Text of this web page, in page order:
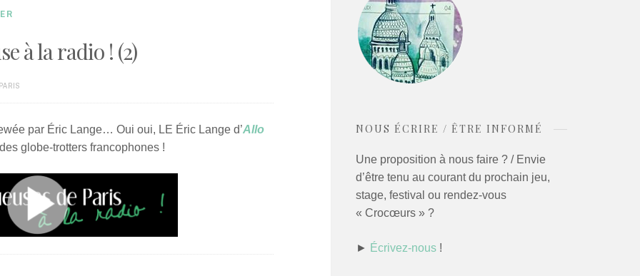
à la radio ! (2)
par Éric Lange… Oui oui, LE Éric Lange d’Allo
globe-trotters francophones !
NOUS ÉCRIRE / ÊTRE INFORMÉ
Une proposition à nous faire ? / Envie
d’être tenu au courant du prochain jeu,
stage, festival ou rendez-vous
« Crocœurs » ?
► Écrivez-nous!